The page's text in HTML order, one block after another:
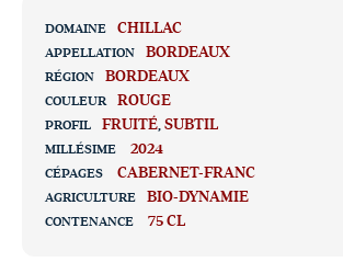
DOMAINE CHILLAC
APPELLATION BORDEAUX
RÉGION BORDEAUX
COULEUR ROUGE
PROFIL FRUITÉ, SUBTIL
MILLÉSIME 2024
CÉPAGES CABERNET-FRANC
AGRICULTURE BIO-DYNAMIE
CONTENANCE 75 CL